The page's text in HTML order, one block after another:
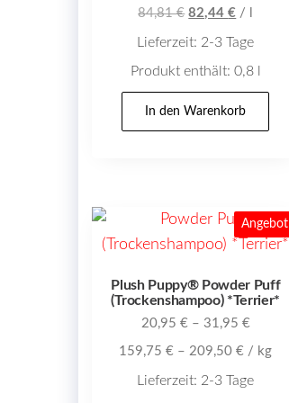
war:
Preis
65,95 €.
84,81€ 82,44€ /
Lieferzeit: 2-3 Tage
Produkt enthält: 0,8
In den Warenkorb
Angebot
Plush Puppy® Powder Puff
(Trockenshampoo) *Terrier*
20,95 €– 31,95 €
159,75€ –209,50€ / kg
Lieferzeit: 2-3 Tage